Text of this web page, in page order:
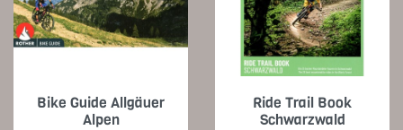
Bike Guide Allgäuer
Alpen
Ride Trail Book
Schwarzwald